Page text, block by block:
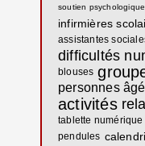
soutien psychologique
infirmières
assistantes
difficultés
blouses
personnes
activités
tablette numérique
pendules